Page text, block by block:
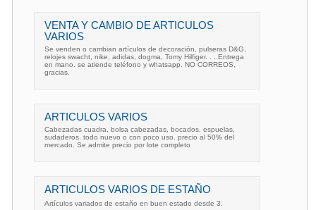
VENTA Y CAMBIO DE ARTICULOS
VARIOS
Se venden o cambian artículos de decoración, pulseras D&G,
relojes swacht, nike, adidas, dogma, Tomy Hilfiger. . . Entrega
en mano. se atiende teléfono y whatsapp. NO CORREOS,
gracias.
ARTICULOS VARIOS
Cabezadas cuadra, bolsa cabezadas, bocados, espuelas,
sudaderos. todo nuevo o con poco uso. precio al 50% del
mercado. Se admite precio por lote completo
ARTICULOS VARIOS DE ESTAÑO
Artículos variados de estaño en buen estado desde 3.